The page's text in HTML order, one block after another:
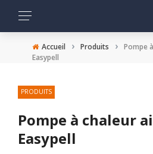
Accueil › Produits › Pompe
Easypell
PRODUITS
Pompe à chaleur
Easypell